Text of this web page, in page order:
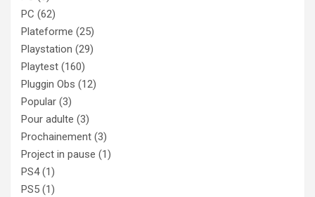
PC (62)
Plateforme (25)
Playstation (29)
Playtest (160)
Pluggin Obs (12)
Popular (3)
Pour adulte (3)
Prochainement (3)
Project in pause (1)
PS4(1)
PS5 (1)